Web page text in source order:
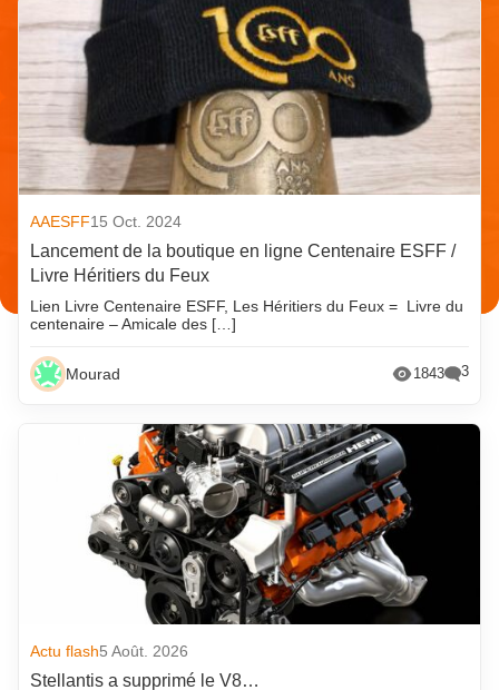
AAESFF15 Oct. 2024
Lancement de la boutique en ligne Centenaire ESFF /
Livre Héritiers du Feux
Lien Livre Centenaire ESFF, Les Héritiers du Feux = Livre du
centenaire – Amicale des […]
Mourad 1843 3
Actu flash5 Août. 2026
Stellantis a supprimé le V8…